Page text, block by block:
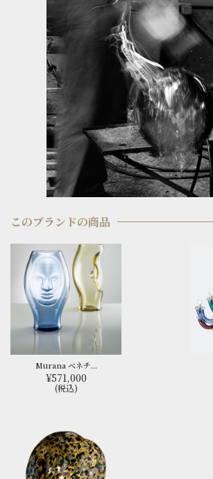
このブランドの商品
Murana ベネチ...
¥571,000
(税込)